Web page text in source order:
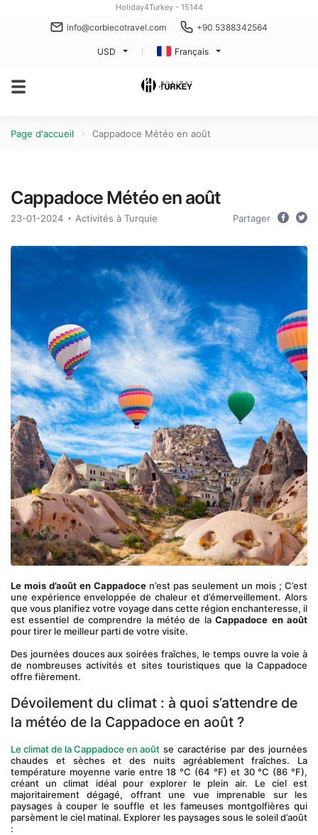
Holiday4Turkey - 15144
info@corbiecotravel.com +90 5388342564
USD Français
Page d'accueil Cappadoce Météo en août
Cappadoce Météo en août
23-01-2024 Activités à Turquie Partager
Le mois d’août en Cappadoce n’est pas seulement un mois ; C’est
une expérience enveloppée de chaleur et d’émerveillement. Alors
que vous planifiez votre voyage dans cette région enchanteresse, il
est essentiel de comprendre la météo de la Cappadoce en août
pour tirer le meilleur parti de votre visite.
Des journées douces aux soirées fraîches, le temps ouvre la voie à
de nombreuses activités et sites touristiques que la Cappadoce
offre fièrement.
Dévoilement du climat : à quoi s’attendre de
la météo de la Cappadoce en août ?
Le climat de la Cappadoce en août se caractérise par des journées
chaudes et sèches et des nuits agréablement fraîches. La
température moyenne varie entre 18 °C (64 °F) et 30 °C (86 °F),
créant un climat idéal pour explorer le plein air. Le ciel est
majoritairement dégagé, offrant une vue imprenable sur les
paysages à couper le souffle et les fameuses montgolfières qui
parsèment le ciel matinal. Explorer les paysages sous le soleil d’août
: